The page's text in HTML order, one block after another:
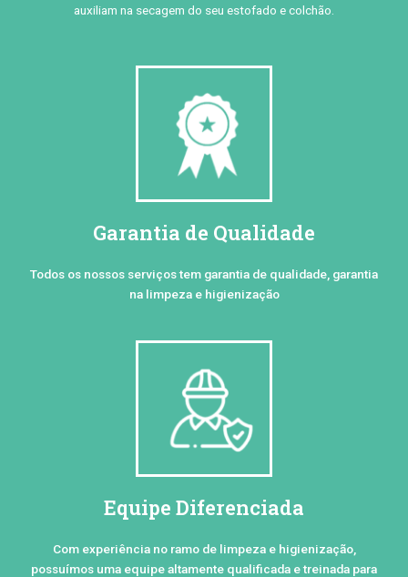
auxiliam na secagem do seu estofado e colchão.
Garantia de Qualidade
Todos os nossos serviços tem garantia de qualidade, garantia
na limpeza e higienização
Equipe Diferenciada
Com experiência no ramo de limpeza e higienização,
possuímos uma equipe altamente qualificada e treinada para